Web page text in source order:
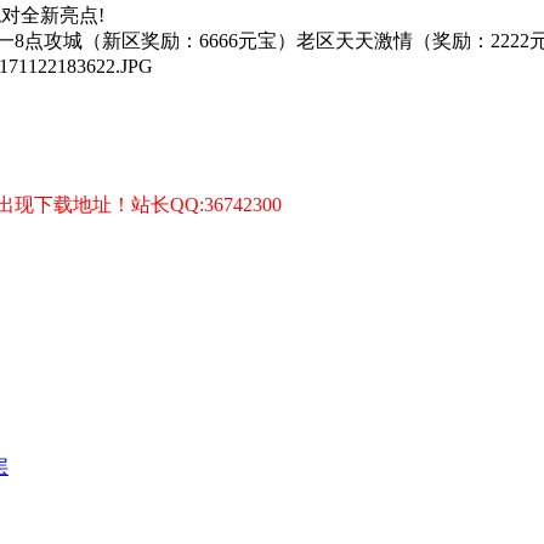
全新亮点!
点攻城（新区奖励：6666元宝）老区天天激情（奖励：2222
下载地址！站长QQ:36742300